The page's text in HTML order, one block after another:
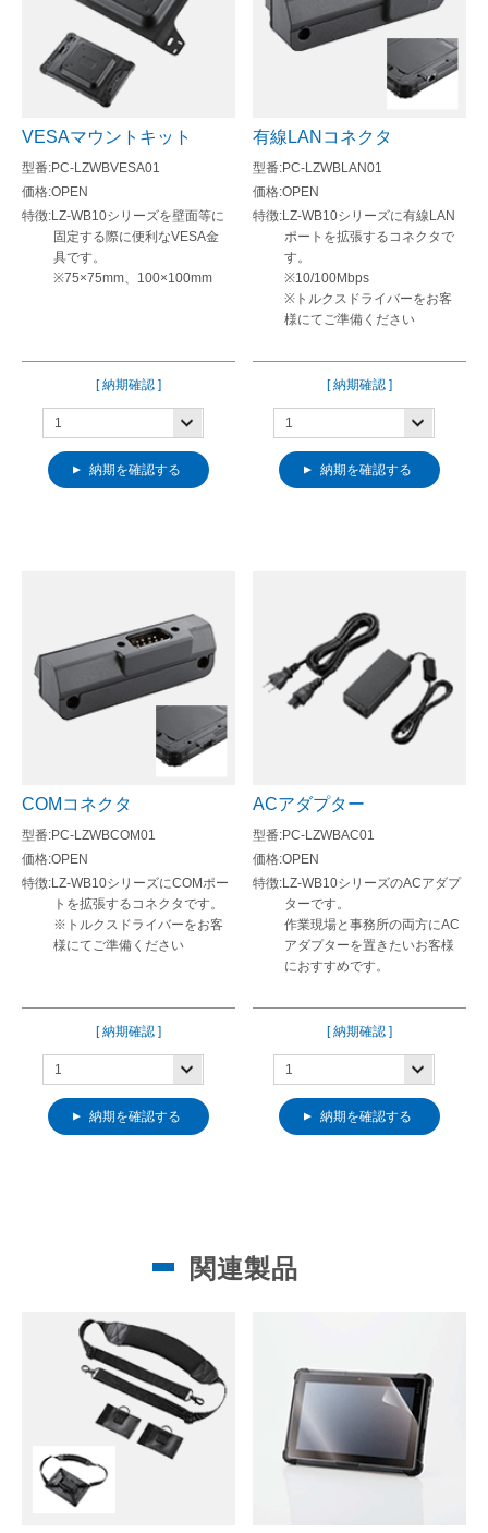
VESAマウントキット
PC-LZWBVESA01
OPEN
LZ-WB10シリーズを壁面等に
固定する際に便利なVESA金
具です。
※75×75mm、100×100mm
[ 納期確認 ]
納期を確認する
有線LANコネクタ
PC-LZWBLAN01
OPEN
LZ-WB10シリーズに有線LAN
ポートを拡張するコネクタで
す。
※10/100Mbps
※トルクスドライバーをお客
様にてご準備ください
[ 納期確認 ]
納期を確認する
COMコネクタ
PC-LZWBCOM01
OPEN
LZ-WB10シリーズにCOMポー
トを拡張するコネクタです。
※トルクスドライバーをお客
様にてご準備ください
[ 納期確認 ]
納期を確認する
ACアダプター
PC-LZWBAC01
OPEN
LZ-WB10シリーズのACアダプ
ターです。
作業現場と事務所の両方にAC
アダプターを置きたいお客様
におすすめです。
[ 納期確認 ]
納期を確認する
関連製品